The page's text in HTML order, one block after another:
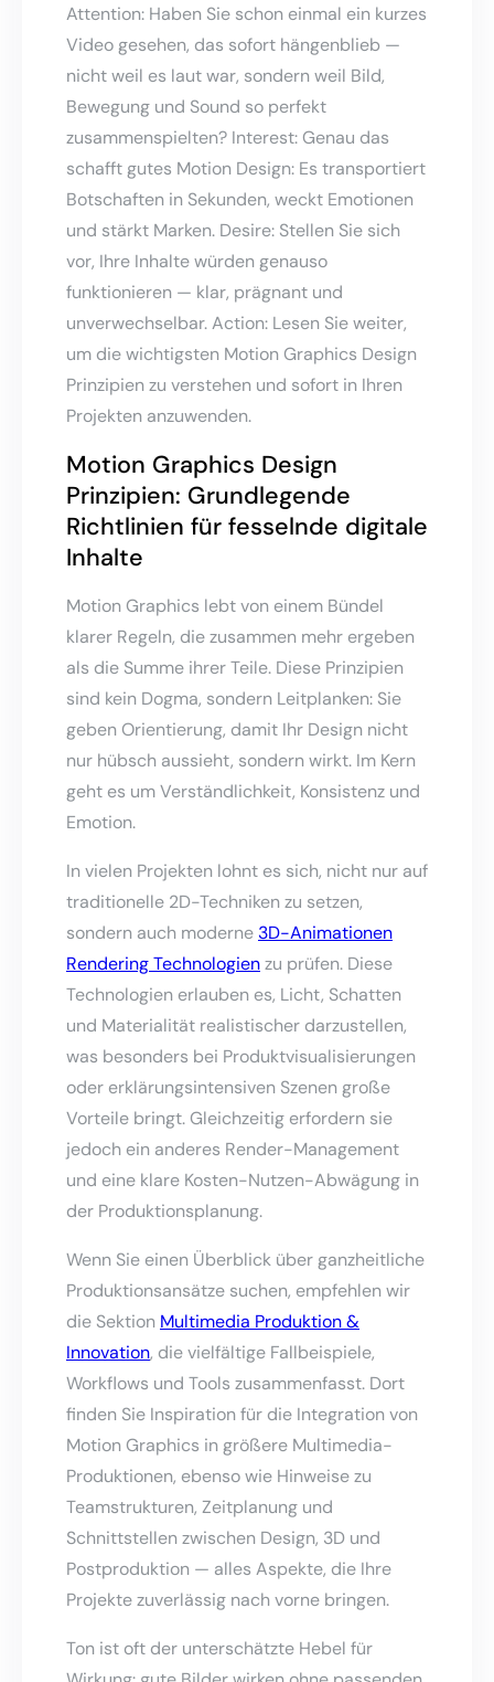
Attention: Haben Sie schon einmal ein kurzes
Video gesehen, das sofort hängenblieb —
nicht weil es laut war, sondern weil Bild,
Bewegung und Sound so perfekt
zusammenspielten? Interest: Genau das
schafft gutes Motion Design: Es transportiert
Botschaften in Sekunden, weckt Emotionen
und stärkt Marken. Desire: Stellen Sie sich
vor, Ihre Inhalte würden genauso
funktionieren — klar, prägnant und
unverwechselbar. Action: Lesen Sie weiter,
um die wichtigsten Motion Graphics Design
Prinzipien zu verstehen und sofort in Ihren
Projekten anzuwenden.
Motion Graphics Design
Prinzipien: Grundlegende
Richtlinien für fesselnde digitale
Inhalte
Motion Graphics lebt von einem Bündel
klarer Regeln, die zusammen mehr ergeben
als die Summe ihrer Teile. Diese Prinzipien
sind kein Dogma, sondern Leitplanken: Sie
geben Orientierung, damit Ihr Design nicht
nur hübsch aussieht, sondern wirkt. Im Kern
geht es um Verständlichkeit, Konsistenz und
Emotion.
In vielen Projekten lohnt es sich, nicht nur auf
traditionelle 2D-Techniken zu setzen,
sondern auch moderne 3D-Animationen
Rendering Technologienzu prüfen. Diese
Technologien erlauben es, Licht, Schatten
und Materialität realistischer darzustellen,
was besonders bei Produktvisualisierungen
oder erklärungsintensiven Szenen große
Vorteile bringt. Gleichzeitig erfordern sie
jedoch ein anderes Render-Management
und eine klare Kosten-Nutzen-Abwägung in
der Produktionsplanung.
Wenn Sie einen Überblick über ganzheitliche
Produktionsansätze suchen, empfehlen wir
die Sektion Multimedia Produktion &
Innovation, die vielfältige Fallbeispiele,
Workflows und Tools zusammenfasst. Dort
finden Sie Inspiration für die Integration von
Motion Graphics in größere Multimedia-
Produktionen, ebenso wie Hinweise zu
Teamstrukturen, Zeitplanung und
Schnittstellen zwischen Design, 3D und
Postproduktion — alles Aspekte, die Ihre
Projekte zuverlässig nach vorne bringen.
Ton ist oft der unterschätzte Hebel für